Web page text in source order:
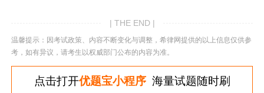
| THE END |
温馨提示：因考试政策、内容不断变化与调整，希律网提供的以上信息仅供参
考，如有异议，请考生以权威部门公布的内容为准。
点击打开优题宝小程序海量试题随时刷